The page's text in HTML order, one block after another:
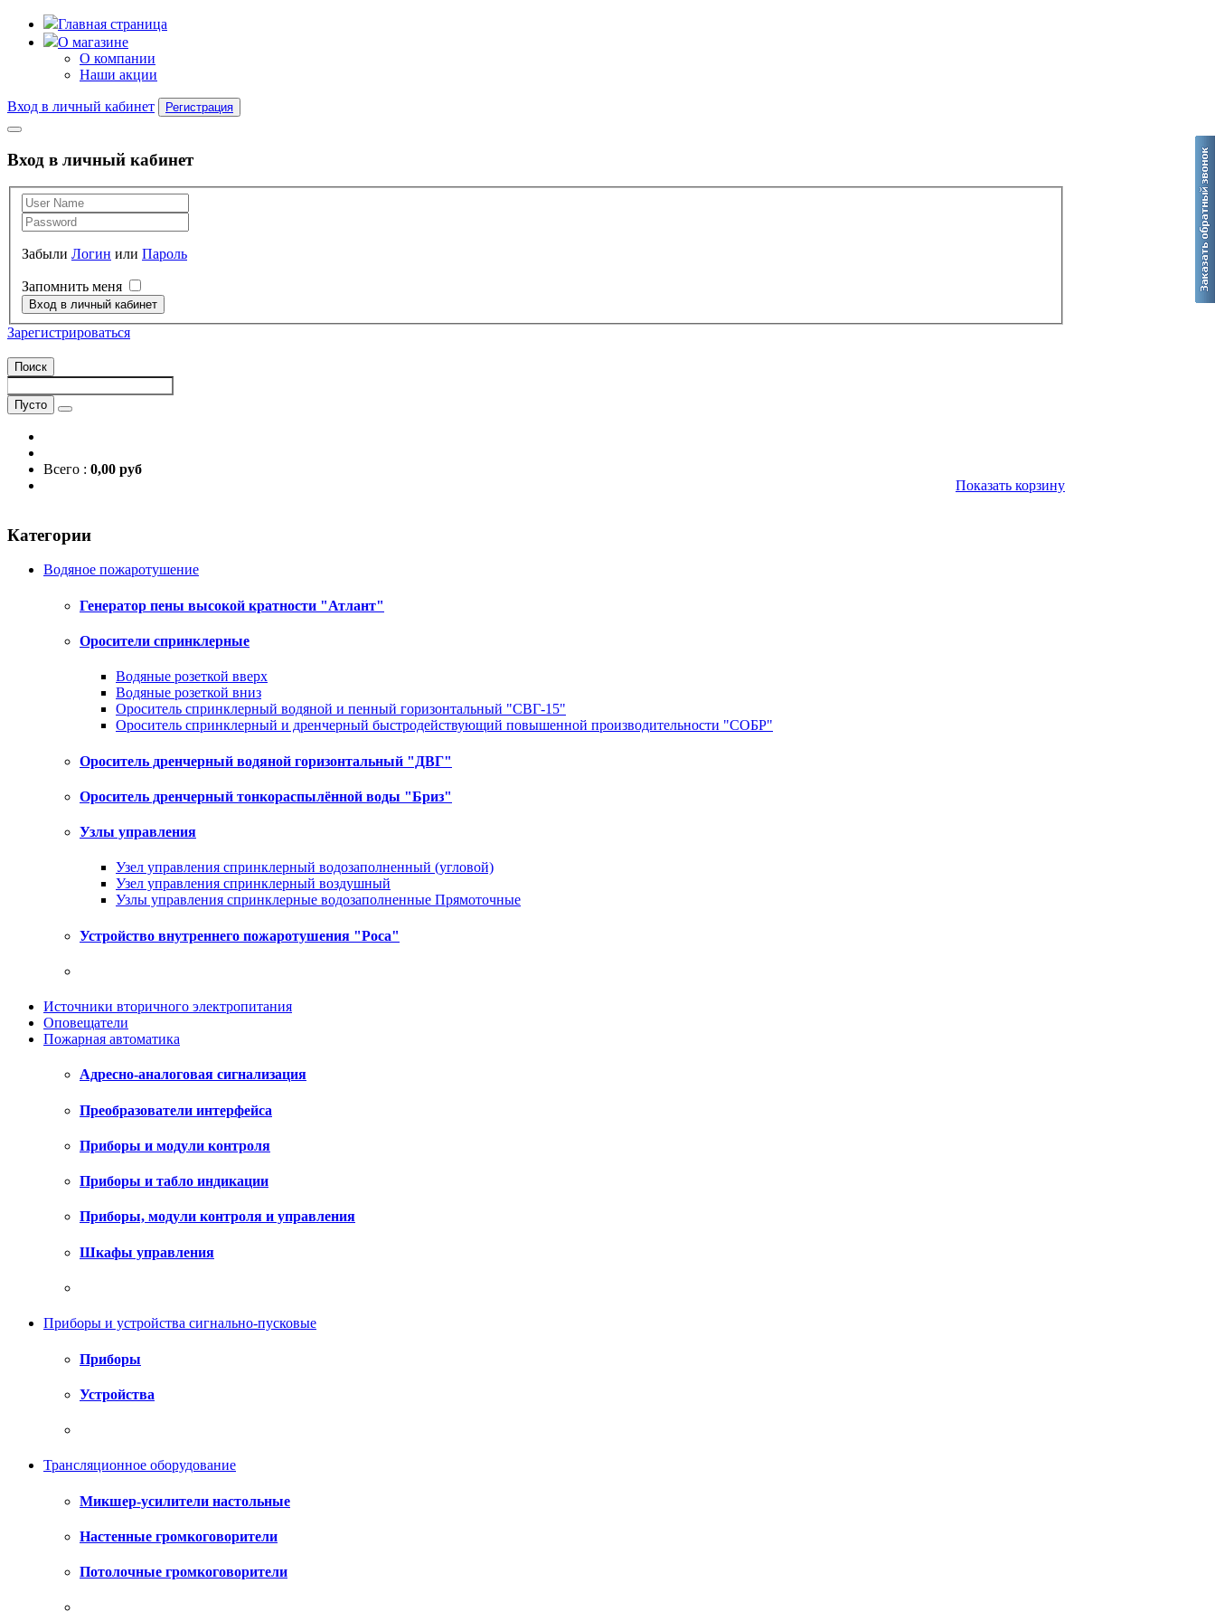
Главная страница
О магазине
О компании
Наши акции
Вход в личный кабинет Регистрация
Вход в личный кабинет
Забыли Логин или Пароль
Запомнить меня
Зарегистрироваться
Поиск
Пусто
Всего : 0,00 руб
Показать корзину
Категории
Водяное пожаротушение
Генератор пены высокой кратности "Атлант"
Оросители спринклерные
Водяные розеткой вверх
Водяные розеткой вниз
Ороситель спринклерный водяной и пенный горизонтальный "СВГ-15"
Ороситель спринклерный и дренчерный быстродействующий повышенной производительности "СОБР"
Ороситель дренчерный водяной горизонтальный "ДВГ"
Ороситель дренчерный тонкораспылённой воды "Бриз"
Узлы управления
Узел управления спринклерный водозаполненный (угловой)
Узел управления спринклерный воздушный
Узлы управления спринклерные водозаполненные Прямоточные
Устройство внутреннего пожаротушения "Роса"
Источники вторичного электропитания
Оповещатели
Пожарная автоматика
Адресно-аналоговая сигнализация
Преобразователи интерфейса
Приборы и модули контроля
Приборы и табло индикации
Приборы, модули контроля и управления
Шкафы управления
Приборы и устройства сигнально-пусковые
Приборы
Устройства
Трансляционное оборудование
Микшер-усилители настольные
Настенные громкоговорители
Потолочные громкоговорители